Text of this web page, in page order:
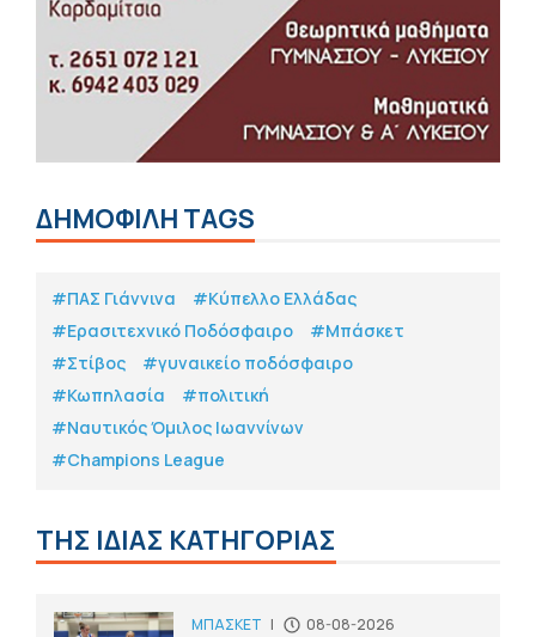
ΔΗΜΟΦΙΛΗ TAGS
#ΠΑΣ Γιάννινα
#Κύπελλο Ελλάδας
#Eρασιτεχνικό Ποδόσφαιρο
#Μπάσκετ
#Στίβος
#γυναικείο ποδόσφαιρο
#Κωπηλασία
#πολιτική
#Ναυτικός Όμιλος Ιωαννίνων
#Champions League
ΤΗΣ ΙΔΙΑΣ ΚΑΤΗΓΟΡΙΑΣ
ΜΠΑΣΚΕΤ | 08-08-2026